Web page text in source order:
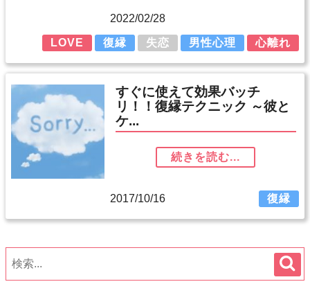
2022/02/28
LOVE 復縁 失恋 男性心理 心離れ
すぐに使えて効果バッチ
リ！！復縁テクニック ～彼と
ケ...
続きを読む...
2017/10/16 復縁